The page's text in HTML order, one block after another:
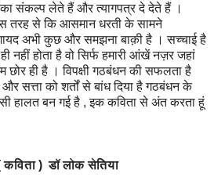
का संकल्प लेते हैं और त्यागपत्र दे देते हैं ।
तरह से कि आसमान धरती के सामने
अभी कुछ और समझना बाक़ी है । सच्चाई है
नहीं होता है वो सिर्फ हमारी आंखें नज़र जहां
ही है । विपक्षी गठबंधन की सफलता है
सत्ता को शर्तों से बांध दिया है गठबंधन के
हालत बन गई है , इक कविता से अंत करता हूं
कविता ) डॉ लोक सेतिया